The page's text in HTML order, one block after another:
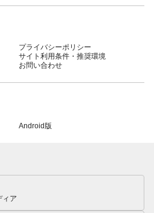
プライバシーポリシー
サイト利用条件・推奨環境
お問い合わせ
Android版
ィア